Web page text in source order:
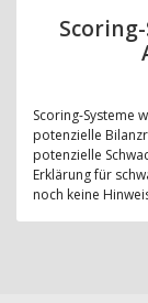
Scoring-Systeme
potenzielle
potenzielle
Erklärung für
noch keine